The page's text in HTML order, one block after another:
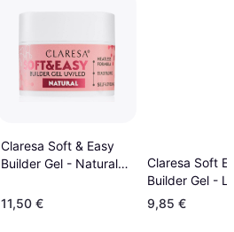
Claresa Soft & Easy
Builder Gel - Natural
11,50 €
Claresa Soft
Builder Gel -
Beige
9,85 €